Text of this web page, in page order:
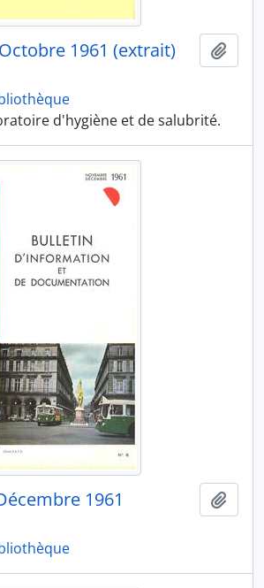
1961 (extrait)
d'hygiène et de salubrité.
1961